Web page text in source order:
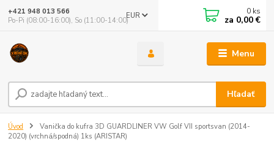
Menu
EUR
Hľadať
+421 948 013 566
Po-Pi (08:00-16:00), So (11:00-14:00)
0 ks
za 0,00 €
Úvod
Vanička do kufra 3D GUARDLINER VW Golf VII sportsvan (2014-
2020) (vrchná/spodná) 1ks (ARISTAR)